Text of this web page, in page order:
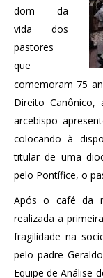
dom da
vida dos
pastores
que
comemoram 75
Direito
arcebispo
colocando à
titular de uma
pelo Pontífice, o
Após o café da
realizada a
fragilidade na
pelo padre
Equipe de Análise